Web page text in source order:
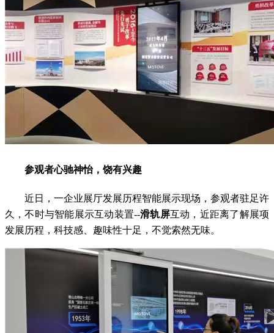
参观者心驰神怡，饶有兴趣
近日，一企业展厅发展历程智能展示现场，参观者驻足许
久，不时与智能展示互动装置--滑轨屏互动，近距离了解展项
发展历程，科技感、趣味性十足，不觉索然无味。